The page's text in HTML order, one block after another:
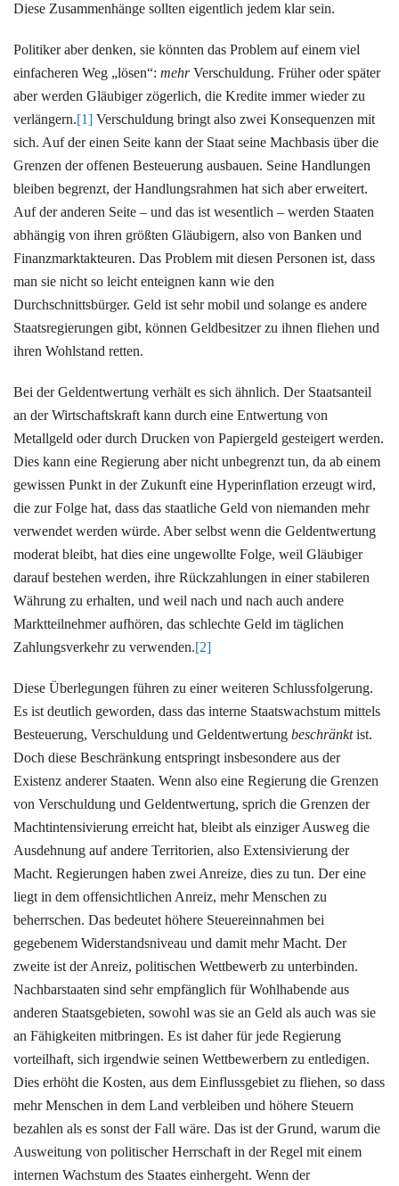
Diese Zusammenhänge sollten eigentlich jedem klar sein.
Politiker aber denken, sie könnten das Problem auf einem viel
einfacheren Weg „lösen“: mehrVerschuldung. Früher oder später
aber werden Gläubiger zögerlich, die Kredite immer wieder zu
verlängern.[1] Verschuldung bringt also zwei Konsequenzen mit
sich. Auf der einen Seite kann der Staat seine Machbasis über die
Grenzen der offenen Besteuerung ausbauen. Seine Handlungen
bleiben begrenzt, der Handlungsrahmen hat sich aber erweitert.
Auf der anderen Seite – und das ist wesentlich – werden Staaten
abhängig von ihren größten Gläubigern, also von Banken und
Finanzmarktakteuren. Das Problem mit diesen Personen ist, dass
man sie nicht so leicht enteignen kann wie den
Durchschnittsbürger. Geld ist sehr mobil und solange es andere
Staatsregierungen gibt, können Geldbesitzer zu ihnen fliehen und
ihren Wohlstand retten.
Bei der Geldentwertung verhält es sich ähnlich. Der Staatsanteil
an der Wirtschaftskraft kann durch eine Entwertung von
Metallgeld oder durch Drucken von Papiergeld gesteigert werden.
Dies kann eine Regierung aber nicht unbegrenzt tun, da ab einem
gewissen Punkt in der Zukunft eine Hyperinflation erzeugt wird,
die zur Folge hat, dass das staatliche Geld von niemanden mehr
verwendet werden würde. Aber selbst wenn die Geldentwertung
moderat bleibt, hat dies eine ungewollte Folge, weil Gläubiger
darauf bestehen werden, ihre Rückzahlungen in einer stabileren
Währung zu erhalten, und weil nach und nach auch andere
Marktteilnehmer aufhören, das schlechte Geld im täglichen
Zahlungsverkehr zu verwenden.[2]
Diese Überlegungen führen zu einer weiteren Schlussfolgerung.
Es ist deutlich geworden, dass das interne Staatswachstum mittels
Besteuerung, Verschuldung und Geldentwertung beschränktist.
Doch diese Beschränkung entspringt insbesondere aus der
Existenz anderer Staaten. Wenn also eine Regierung die Grenzen
von Verschuldung und Geldentwertung, sprich die Grenzen der
Machtintensivierung erreicht hat, bleibt als einziger Ausweg die
Ausdehnung auf andere Territorien, also Extensivierung der
Macht. Regierungen haben zwei Anreize, dies zu tun. Der eine
liegt in dem offensichtlichen Anreiz, mehr Menschen zu
beherrschen. Das bedeutet höhere Steuereinnahmen bei
gegebenem Widerstandsniveau und damit mehr Macht. Der
zweite ist der Anreiz, politischen Wettbewerb zu unterbinden.
Nachbarstaaten sind sehr empfänglich für Wohlhabende aus
anderen Staatsgebieten, sowohl was sie an Geld als auch was sie
an Fähigkeiten mitbringen. Es ist daher für jede Regierung
vorteilhaft, sich irgendwie seinen Wettbewerbern zu entledigen.
Dies erhöht die Kosten, aus dem Einflussgebiet zu fliehen, so dass
mehr Menschen in dem Land verbleiben und höhere Steuern
bezahlen als es sonst der Fall wäre. Das ist der Grund, warum die
Ausweitung von politischer Herrschaft in der Regel mit einem
internen Wachstum des Staates einhergeht. Wenn der